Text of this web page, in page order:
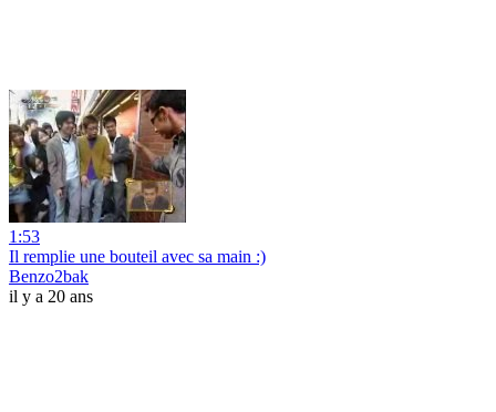
1:53
Il remplie une bouteil avec sa main :)
Benzo2bak
il y a 20 ans